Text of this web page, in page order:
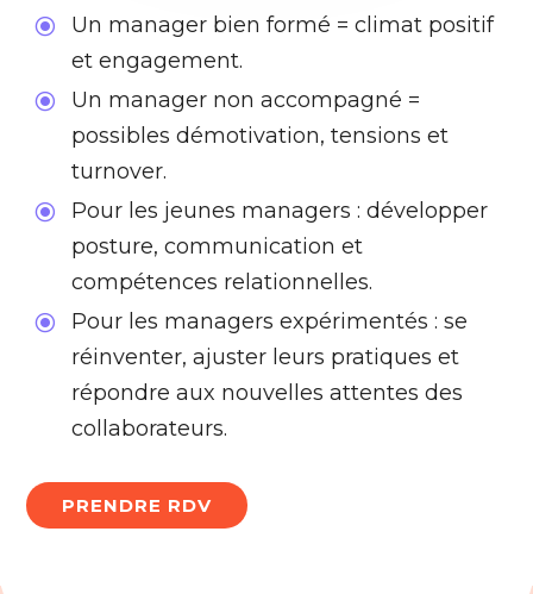
\
Un manager bien formé = climat positif
et engagement.
\
Un manager non accompagné =
possibles démotivation, tensions et
turnover.
\
Pour les jeunes managers : développer
posture, communication et
compétences relationnelles.
\
Pour les managers expérimentés : se
réinventer, ajuster leurs pratiques et
répondre aux nouvelles attentes des
collaborateurs.
PRENDRE RDV